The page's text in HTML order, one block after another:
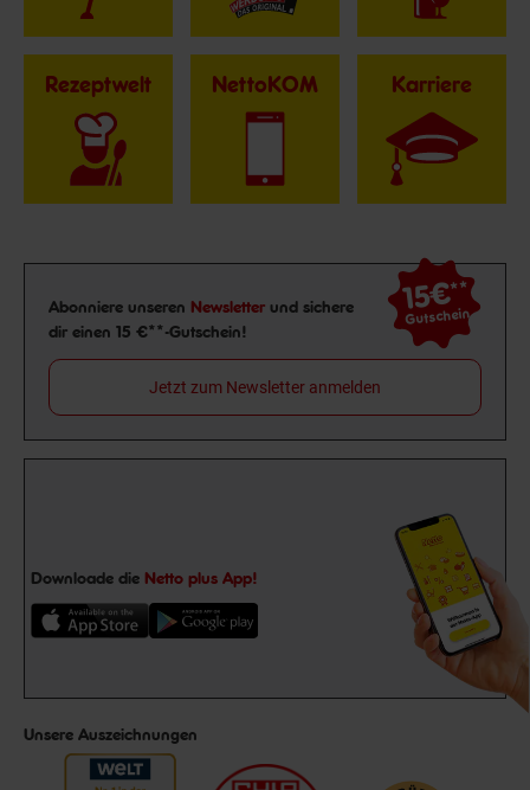
Rezeptwelt NettoKOM Karriere
Newsletter Anmeldung
Abonniere unseren Newsletter und sichere
dir einen 15 €**-Gutschein!
15€**
Gutschein
Jetzt zum Newsletter anmelden
Downloade die Netto plus App!
Unsere Auszeichnungen